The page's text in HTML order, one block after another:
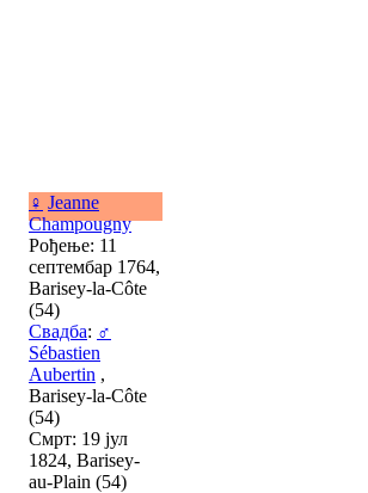
♀ Jeanne
Champougny
Рођење: 11
септембар 1764,
Barisey-la-Côte
(54)
Свадба: ♂
Sébastien
Aubertin ,
Barisey-la-Côte
(54)
Смрт: 19 јул
1824, Barisey-
au-Plain (54)